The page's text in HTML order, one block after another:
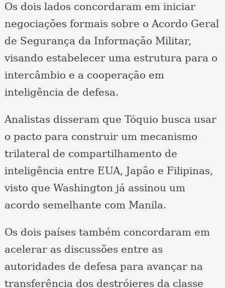
Os dois lados concordaram em iniciar
negociações formais sobre o Acordo Geral
de Segurança da Informação Militar,
visando estabelecer uma estrutura para o
intercâmbio e a cooperação em
inteligência de defesa.
Analistas disseram que Tóquio busca usar
o pacto para construir um mecanismo
trilateral de compartilhamento de
inteligência entre EUA, Japão e Filipinas,
visto que Washington já assinou um
acordo semelhante com Manila.
Os dois países também concordaram em
acelerar as discussões entre as
autoridades de defesa para avançar na
transferência dos destróieres da classe